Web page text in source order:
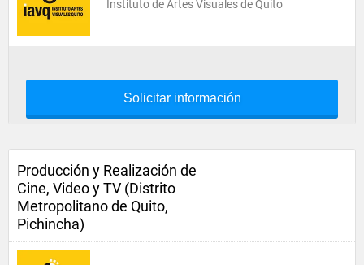
Instituto de Artes Visuales de Quito
Solicitar información
Producción y Realización de
Cine, Video y TV (Distrito
Metropolitano de Quito,
Pichincha)